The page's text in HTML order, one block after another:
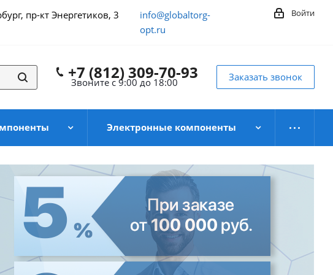
Войти
info@globaltorg-
opt.ru
пр-кт Энергетиков, 3
+7 (812) 309-70-93
Звоните с 9:00 до 18:00 Заказать звонок
Электронные компоненты